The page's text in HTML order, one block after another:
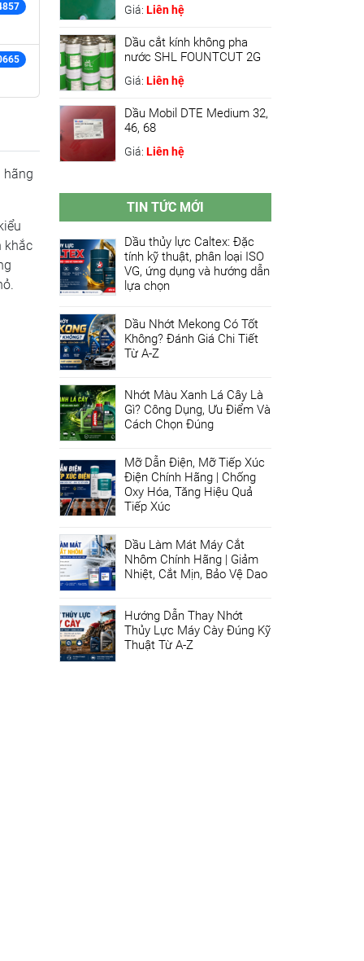
hãng
khắc
Giá: Liên hệ
Dầu cắt kính không pha
nước SHL FOUNTCUT 2G
Giá: Liên hệ
Dầu Mobil DTE Medium 32,
46, 68
Giá: Liên hệ
TIN TỨC MỚI
Dầu thủy lực Caltex: Đặc
tính kỹ thuật, phân loại ISO
VG, ứng dụng và hướng dẫn
lựa chọn
Dầu Nhớt Mekong Có Tốt
Không? Đánh Giá Chi Tiết
Từ A-Z
Nhớt Màu Xanh Lá Cây Là
Gì? Công Dụng, Ưu Điểm Và
Cách Chọn Đúng
Mỡ Dẫn Điện, Mỡ Tiếp Xúc
Điện Chính Hãng | Chống
Oxy Hóa, Tăng Hiệu Quả
Tiếp Xúc
Dầu Làm Mát Máy Cắt
Nhôm Chính Hãng | Giảm
Nhiệt, Cắt Mịn, Bảo Vệ Dao
Hướng Dẫn Thay Nhớt
Thủy Lực Máy Cày Đúng Kỹ
Thuật Từ A-Z